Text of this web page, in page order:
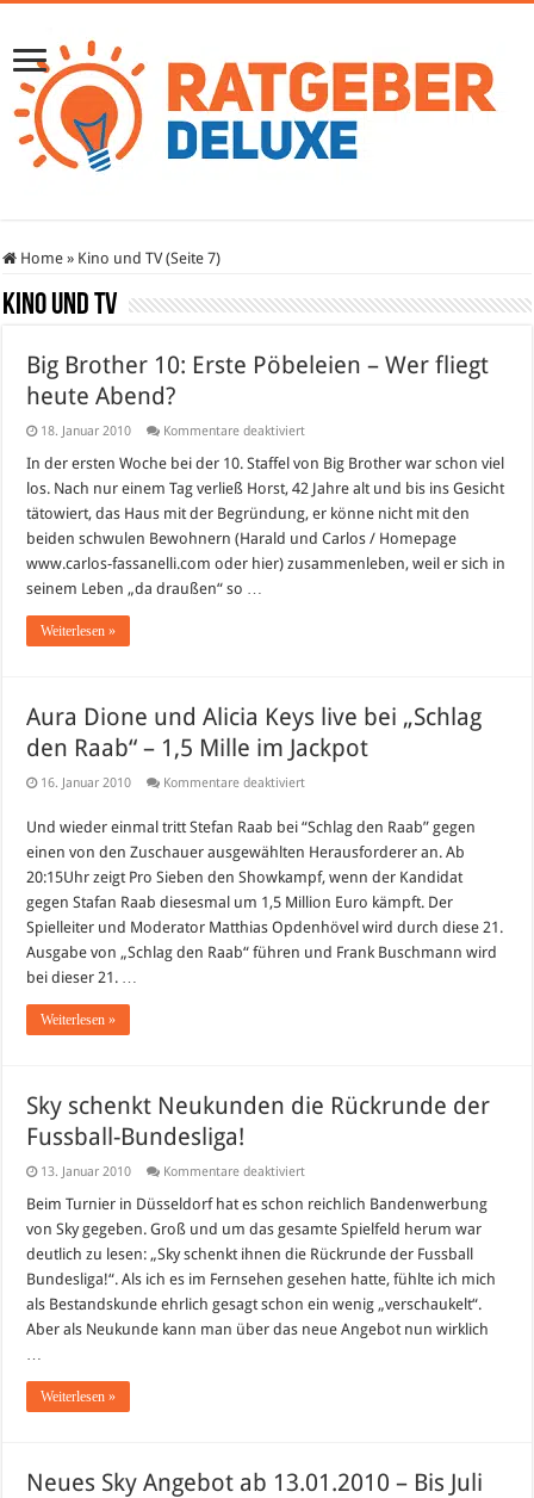
Home » Kino und TV (Seite 7)
Kino und TV
Big Brother 10: Erste Pöbeleien – Wer fliegt
heute Abend?
18. Januar 2010 Kommentare deaktiviertfür
Brother
Erste
Pöbeleien
–
Wer
heute
In der ersten Woche bei der 10. Staffel von Big Brother war schon viel
los. Nach nur einem Tag verließ Horst, 42 Jahre alt und bis ins Gesicht
tätowiert, das Haus mit der Begründung, er könne nicht mit den
beiden schwulen Bewohnern (Harald und Carlos / Homepage
www.carlos-fassanelli.com oder hier) zusammenleben, weil er sich in
seinem Leben „da draußen“ so …
Weiterlesen »
Aura Dione und Alicia Keys live bei „Schlag
den Raab“ – 1,5 Mille im Jackpot
16. Januar 2010 Kommentare deaktiviertfür
und
Alicia
Keys
live
bei
„Schlag
den
Raab“
–
Und wieder einmal tritt Stefan Raab bei “Schlag den Raab” gegen
einen von den Zuschauer ausgewählten Herausforderer an. Ab
20:15Uhr zeigt Pro Sieben den Showkampf, wenn der Kandidat
gegen Stafan Raab diesesmal um 1,5 Million Euro kämpft. Der
Spielleiter und Moderator Matthias Opdenhövel wird durch diese 21.
Ausgabe von „Schlag den Raab“ führen und Frank Buschmann wird
bei dieser 21. …
Weiterlesen »
Sky schenkt Neukunden die Rückrunde der
Fussball-Bundesliga!
13. Januar 2010 Kommentare deaktiviertfür
schenkt
die
Rückrunde
der
Fussball-
Bundesliga!
Beim Turnier in Düsseldorf hat es schon reichlich Bandenwerbung
von Sky gegeben. Groß und um das gesamte Spielfeld herum war
deutlich zu lesen: „Sky schenkt ihnen die Rückrunde der Fussball
Bundesliga!“. Als ich es im Fernsehen gesehen hatte, fühlte ich mich
als Bestandskunde ehrlich gesagt schon ein wenig „verschaukelt“.
Aber als Neukunde kann man über das neue Angebot nun wirklich
…
Weiterlesen »
Neues Sky Angebot ab 13.01.2010 – Bis Juli